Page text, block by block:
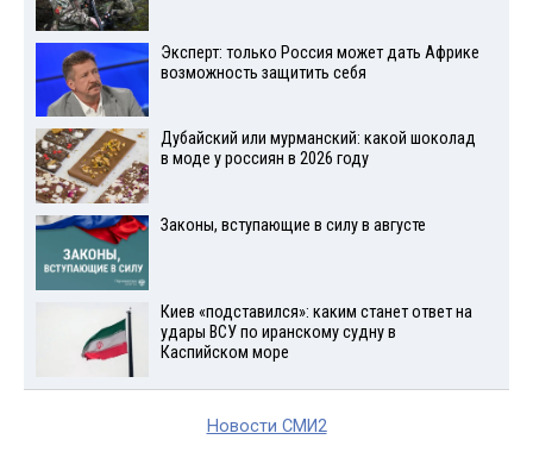
Эксперт: только Россия может дать Африке
возможность защитить себя
Дубайский или мурманский: какой шоколад
в моде у россиян в 2026 году
Законы, вступающие в силу в августе
Киев «подставился»: каким станет ответ на
удары ВСУ по иранскому судну в
Каспийском море
Новости СМИ2